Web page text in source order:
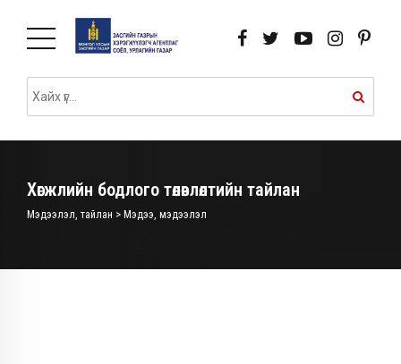
Хөгжлийн бодлого төлөвлөлтийн тайлан
Мэдээлэл, тайлан > Мэдээ, мэдээлэл